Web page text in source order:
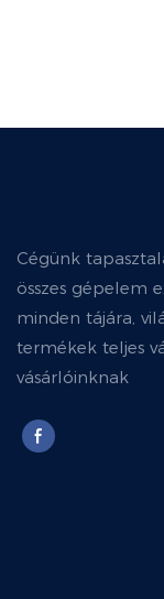
Cégünk
összes gépelem
minden tájára,
termékek teljes
vásárlóinknak